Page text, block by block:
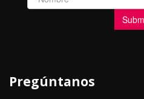
Pregúntanos